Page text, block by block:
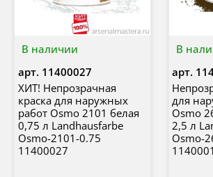
В наличии
арт. 11400027
ХИТ! Непрозрачная
краска для наружных
работ Osmo 2101 белая
0,75 л Landhausfarbe
Osmo-2101-0.75
11400027
В
арт.
для
Osmo
2,5 л
Osmo-